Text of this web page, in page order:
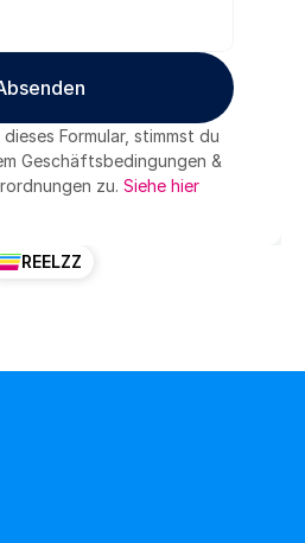
Formular, stimmst du
Geschäftsbedingungen &
zu. Siehe hier
REELZZ
wir